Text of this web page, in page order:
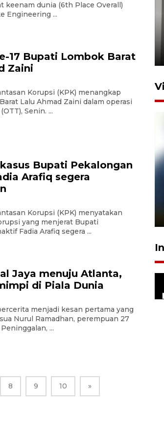
keenam dunia (6th Place Overall)
Engineering ...
17 Bupati Lombok Barat
Zaini
Korupsi (KPK) menangkap
Lalu Ahmad Zaini dalam operasi
Senin. ...
Bupati Pekalongan
Arafiq segera
Korupsi (KPK) menyatakan
yang menjerat Bupati
Fadia Arafiq segera ...
Jaya menuju Atlanta,
di Piala Dunia
menjadi kesan pertama yang
Nurul Ramadhan, perempuan 27
...
8 9 10 »
Juni 2026 11:06
Filaha Farm setia
8 tahan?
2026 05:47